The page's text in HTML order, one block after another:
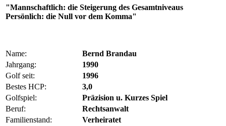
"Mannschaftlich: die Steigerung des Gesamtniveaus
Persönlich: die Null vor dem Komma"
Name:
Bernd Brandau
Jahrgang:
1990
Golf seit:
1996
Bestes HCP:
3,0
Golfspiel:
Präzision u. Kurzes Spiel
Beruf:
Rechtsanwalt
Familienstand:
Verheiratet